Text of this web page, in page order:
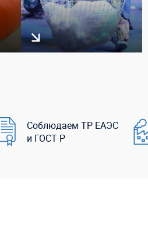
Соблюдаем ТР ЕАЭС
и ГОСТ Р